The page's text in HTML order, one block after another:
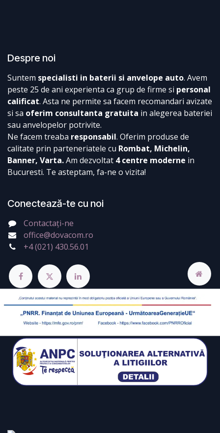
Despre noi
Suntem specialisti in baterii si anvelope auto. Avem
peste 25 de ani experienta ca grup de firme si personal
calificat. Asta ne permite sa facem recomandari avizate
si sa oferim consultanta gratuita in alegerea bateriei
sau anvelopelor potrivite.
Ne facem treaba responsabil. Oferim produse de
calitate prin parteneriatele cu Rombat, Michelin,
Banner, Varta.Am dezvoltat 4 centre moderne in
Bucuresti. Te asteptam, fa-ne o vizita!
Conectează-te cu noi
Contactați-ne
office@dovacom.ro
+4 (021) 430.56.01